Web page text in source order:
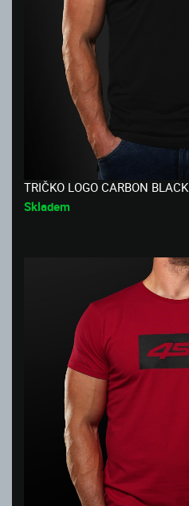
TRIČKO LOGO CARBON BLACK
Skladem